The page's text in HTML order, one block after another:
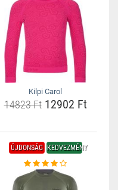
Kilpi Carol
14823 Ft12902 Ft
ÚJDONSÁG KEDVEZMÉNY